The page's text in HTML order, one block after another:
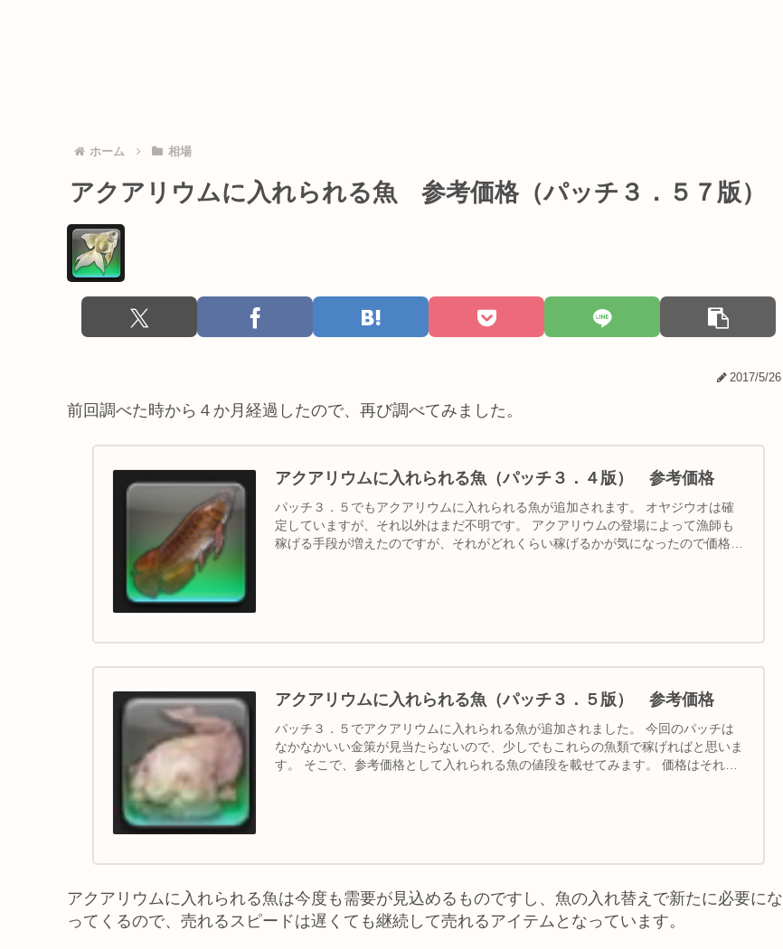
ホーム 相場
アクアリウムに入れられる魚 参考価格（パッチ３．５７版）
2017/5/26
前回調べた時から４か月経過したので、再び調べてみました。
アクアリウムに入れられる魚（パッチ３．４版） 参考価格
パッチ３．５でもアクアリウムに入れられる魚が追加されます。 オヤジウオは確
定していますが、それ以外はまだ不明です。 アクアリウムの登場によって漁師も
稼げる手段が増えたのですが、それがどれくらい稼げるかが気になったので価格を
アクアリウムに入れられる魚（パッチ３．５版） 参考価格
パッチ３．５でアクアリウムに入れられる魚が追加されました。 今回のパッチは
なかなかいい金策が見当たらないので、少しでもこれらの魚類で稼げればと思いま
す。 そこで、参考価格として入れられる魚の値段を載せてみます。 価格はそれぞ
アクアリウムに入れられる魚は今度も需要が見込めるものですし、魚の入れ替えで新たに必要にな
ってくるので、売れるスピードは遅くても継続して売れるアイテムとなっています。